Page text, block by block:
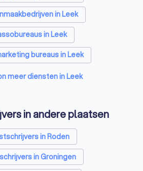
in Leek
in Leek
bureaus in Leek
SEO-specialisten in Leek
Leek
Accountants in Leek
meer diensten in Leek
in andere plaatsen
in Roden
in Groningen